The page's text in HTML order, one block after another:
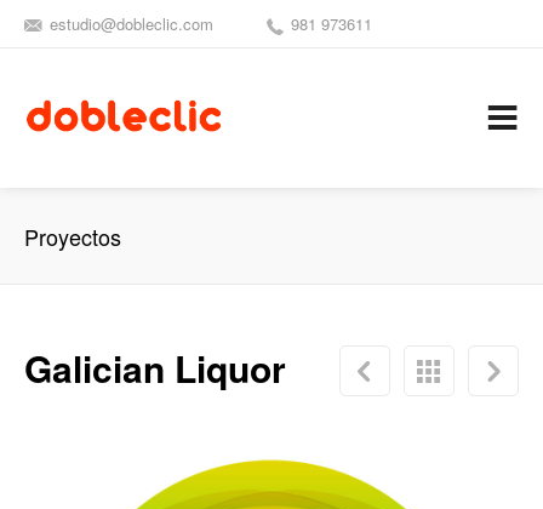
estudio@dobleclic.com 981 973611
Proyectos
Galician Liquor